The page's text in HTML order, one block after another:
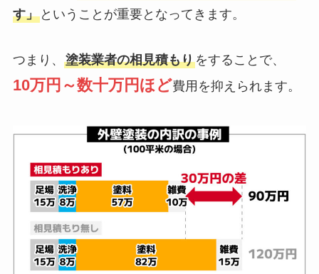
す」ということが重要となってきます。
つまり、 塗装業者の相見積もりをすることで、
10万円～数十万円ほど費用を抑えられます。